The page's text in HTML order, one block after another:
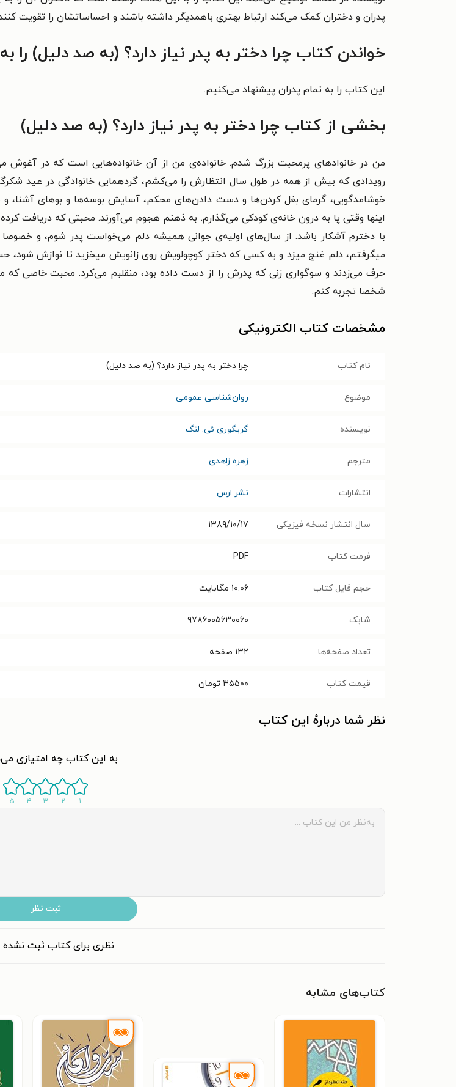
پدران و دختران کمک می‌کند ارتباط بهتری باهمدیگر داشته باشند و احساساتشان را تقویت
خواندن کتاب چرا دختر به پدر نیاز دارد؟ (به صد دلیل)
این کتاب را به تمام پدران پیشنهاد می‌کنیم.
بخشی از کتاب چرا دختر به پدر نیاز دارد؟ (به صد دلیل)
من در خانوادهای پرمحبت بزرگ شدم. خانواده‌ی من از آن خانواده‌هایی است که در آغوش
رویدادی که بیش از همه در طول سال انتظارش را می‌کشم، گردهمایی خانوادگی در عید
خوشامدگویی، گرمای بغل کردن‌ها و دست دادن‌های محکم، آسایش بوسه‌ها و بوهای آشنا، و
اینها وقتی پا به درون خانه‌ی کودکی می‌گذارم. به ذهنم هجوم می‌آورند. محبتی که دریافت
با دخترم آشکار باشد. از سال‌های‌ اولیه‌ی جوانی همیشه دلم می‌خواست پدر شوم، و
میگرفتم،دلم غنج میزد و به کسی که دختر کوچولویش روی زانویش میخزید تا نوازش شود،
حرف می‌زدند و سوگواری زنی که پدرش را از دست داده بود، منقلبم می‌کرد. محبت خاصی
شخصا تجربه کنم.
مشخصات کتاب الکترونیکی
نام کتاب چرا دختر به پدر نیاز دارد؟ (به صد دلیل)
موضوع روان‌شناسی عمومی
نویسنده گریگوری ئی. لنگ
مترجم زهره زاهدی
انتشارات نشر ارس
سال انتشار نسخه فیزیکی ۱۳۸۹/۱۰/۱۷
فرمت کتاب PDF
حجم فایل کتاب ۱۰.۰۶ مگابایت
شابک ۹۷۸۶۰۰۵۶۳۰۰۶۰
تعداد صفحه‌ها ۱۳۲ صفحه
قیمت کتاب ۳۵۵۰۰ تومان
نظر شما دربارهٔ این کتاب
به این کتاب چه امتیازی
۱ ۲ ۳ ۴ ۵
ثبت نظر
نظری برای کتاب ثبت
کتاب‌های مشابه